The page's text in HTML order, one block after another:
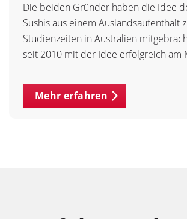
Die beiden Gründer haben die Idee
Sushis aus einem Auslandsaufenthalt
Studienzeiten in Australien
seit 2010 mit der Idee erfolgreich am
Mehr erfahren